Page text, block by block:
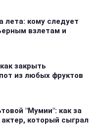
лета: кому следует
взлетам и
закрыть
из любых фруктов
"Мумии": как за
который сыграл